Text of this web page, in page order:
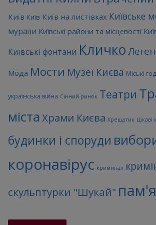
Київ Київ Київ на листівках Київське
мурали Київські райони та місцевості
Київські фонтани Кличко
Мода Мости Музеї Києва Міські
українська війна Сінний ринок Театри
міста Храми Києва Хрещатик Цікаві
будинки і споруди
коронавірус криминал
скульптурки "Шукай"